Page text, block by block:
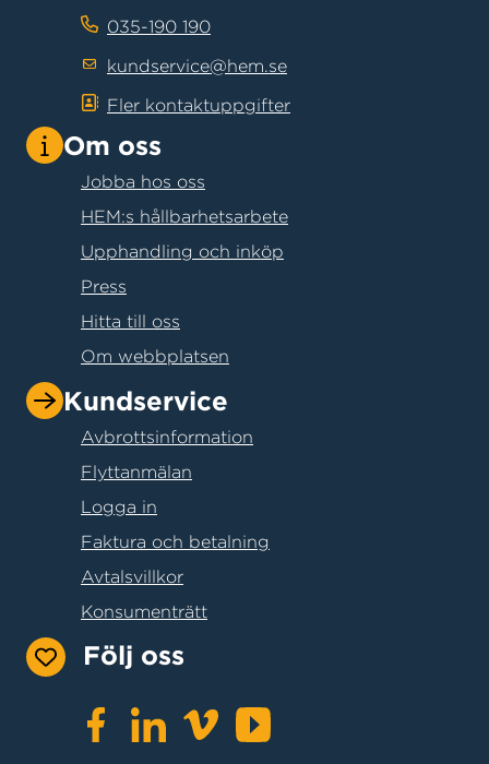
035-190 190
kundservice@hem.se
Fler kontaktuppgifter
Om oss
Jobba hos oss
HEM:s hållbarhetsarbete
Upphandling och inköp
Press
Hitta till oss
Om webbplatsen
Kundservice
Avbrottsinformation
Flyttanmälan
Logga in
Faktura och betalning
Avtalsvillkor
Konsumenträtt
Följ oss